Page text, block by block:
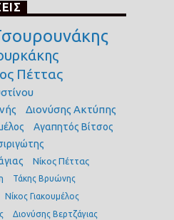
Πέττας
Διονύσης Ακτύπης
Αγαπητός Βίτσος
Νίκος Πέττας
Τάκης Βρυώνης
Νίκος Γιακουμέλος
Διονύσης Βερτζάγιας